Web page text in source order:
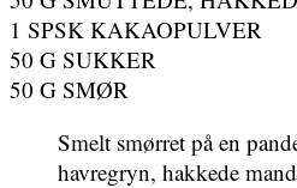
1 SPSK KAKAOPULVER
50 G SUKKER
50 G SMØR
Smelt smørret på en
havregryn, hakkede